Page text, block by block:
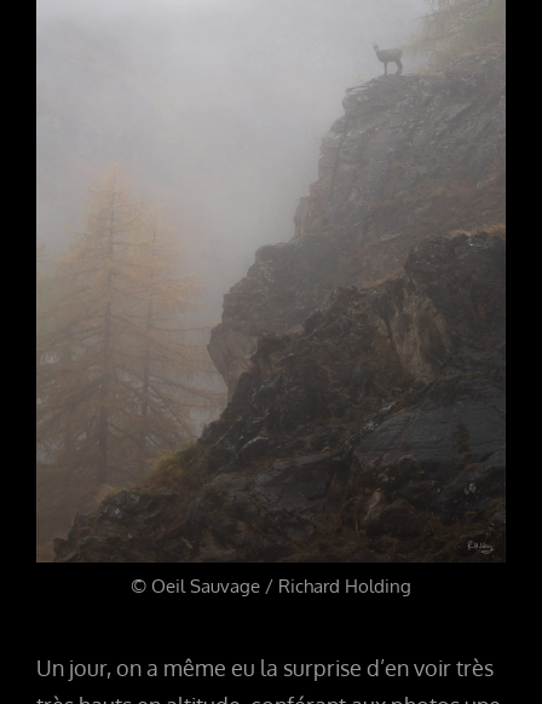
© Oeil Sauvage / Richard Holding
Un jour, on a même eu la surprise d’en voir très